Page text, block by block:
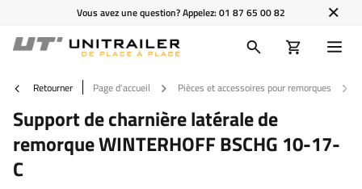
Vous avez une question? Appelez:01 87 65 00 82
Retourner Page d'accueil Pièces et accessoires pour remorques
Support de charnière latérale de
remorque WINTERHOFF BSCHG 10-17-
C